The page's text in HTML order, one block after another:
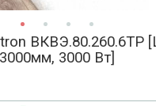
ВКВЭ.80.260.6ТР
3000мм, 3000 Вт]